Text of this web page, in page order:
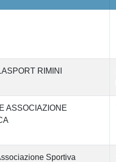
RIMINI
ASSOCIAZIONE
Sportiva